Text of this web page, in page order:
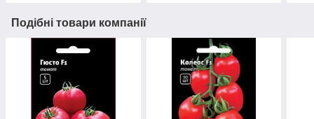
Подібні товари компанії